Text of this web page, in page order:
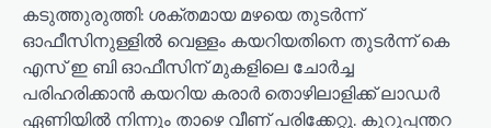
കടുത്തുരുത്തി: ശക്തമായ മഴയെ തുടർന്ന്
ഓഫീസിനുള്ളിൽ വെള്ളം കയറിയതിനെ തുടർന്ന് കെ
എസ് ഇ ബി ഓഫീസിന് മുകളിലെ ചോർച്ച
പരിഹരിക്കാൻ കയറിയ കരാർ തൊഴിലാളിക്ക് ലാഡർ
ഏണിയിൽ നിന്നും താഴെ വീണ് പരിക്കേറ്റു. കുറുപ്പന്തറ